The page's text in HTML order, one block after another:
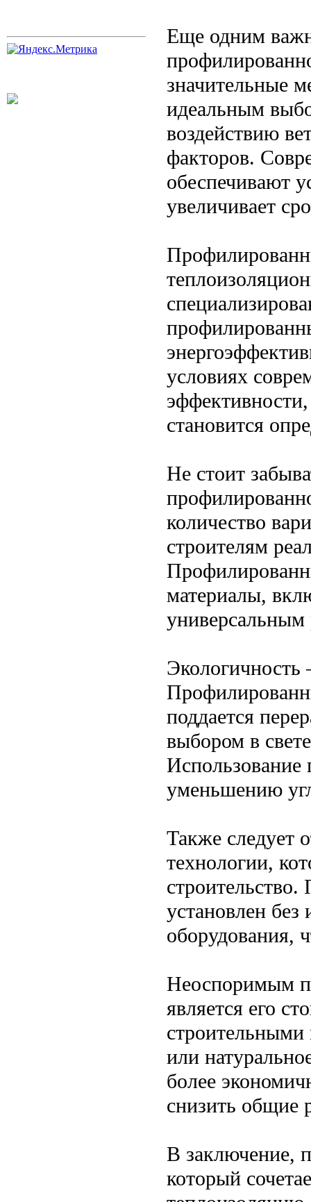
Еще одним
значительные
идеальным
воздействию
факторов.
обеспечивают
увеличивает
условиях
становится
Не стоит
количество
строителям
материалы,
поддается
выбором в
Использование
уменьшению
Также следует
технологии,
установлен без
оборудования,
Неоспоримым
является его
строительными
или
более
снизить общие
В заключение,
который